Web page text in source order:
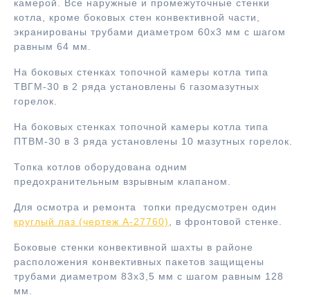
камерой. Все наружные и промежуточные стенки
котла, кроме боковых стен конвективной части,
экранированы трубами диаметром 60х3 мм с шагом
равным 64 мм.
На боковых стенках топочной камеры котла типа
ТВГМ-30 в 2 ряда установлены 6 газомазутных
горелок.
На боковых стенках топочной камеры котла типа
ПТВМ-30 в 3 ряда установлены 10 мазутных горелок.
Топка котлов оборудована одним
предохранительным взрывным клапаном.
Для осмотра и ремонта топки предусмотрен один
круглый лаз (чертеж А-27760)
, в фронтовой стенке.
Боковые стенки конвективной шахты в районе
расположения конвективных пакетов защищены
трубами диаметром 83х3,5 мм с шагом равным 128
мм.